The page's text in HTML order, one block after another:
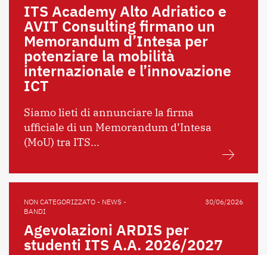
ITS Academy Alto Adriatico e
AVIT Consulting firmano un
Memorandum d’Intesa per
potenziare la mobilità
internazionale e l’innovazione
ICT
Siamo lieti di annunciare la firma
ufficiale di un Memorandum d’Intesa
(MoU) tra ITS...
NON CATEGORIZZATO - NEWS -
BANDI
30/06/2026
Agevolazioni ARDIS per
studenti ITS A.A. 2026/2027